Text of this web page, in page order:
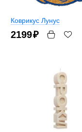
Коврикус Лунус
2199₽